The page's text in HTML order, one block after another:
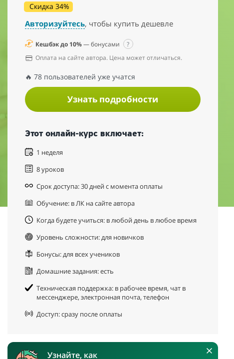
Скидка 34%
Авторизуйтесь, чтобы купить дешевле
Кешбэк до 10%— бонусами
?
Оплата на сайте автора. Цена может отличаться.
🔥 78 пользователей уже учатся
Узнать подробности
Этот онлайн-курс включает:
1 неделя
8 уроков
Срок доступа: 30 дней с момента оплаты
Обучение: в ЛК на сайте автора
Когда будете учиться: в любой день в любое время
Уровень сложности: для новичков
Бонусы: для всех учеников
Домашние задания: есть
Техническая поддержка: в рабочее время, чат в
мессенджере, электронная почта, телефон
Доступ: сразу после оплаты
Узнайте, как